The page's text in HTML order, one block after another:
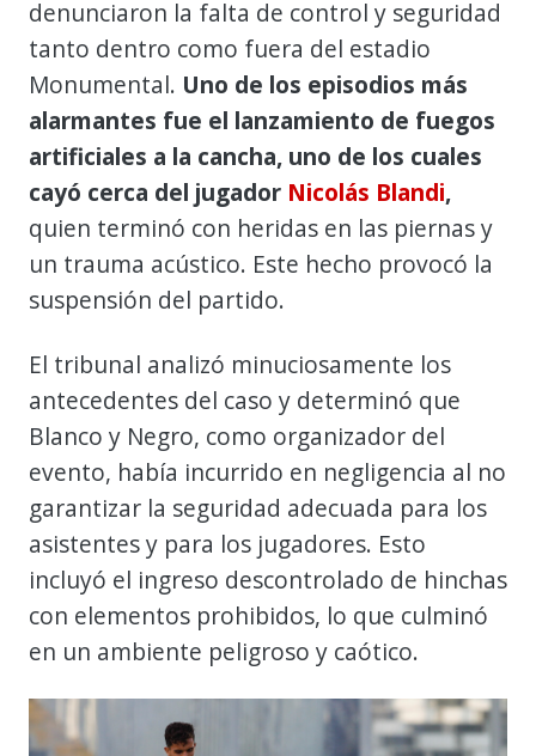
denunciaron la falta de control y seguridad
tanto dentro como fuera del estadio
Monumental. Uno de los episodios más
alarmantes fue el lanzamiento de fuegos
artificiales a la cancha, uno de los cuales
cayó cerca del jugador Nicolás Blandi,
quien terminó con heridas en las piernas y
un trauma acústico. Este hecho provocó la
suspensión del partido.
El tribunal analizó minuciosamente los
antecedentes del caso y determinó que
Blanco y Negro, como organizador del
evento, había incurrido en negligencia al no
garantizar la seguridad adecuada para los
asistentes y para los jugadores. Esto
incluyó el ingreso descontrolado de hinchas
con elementos prohibidos, lo que culminó
en un ambiente peligroso y caótico.